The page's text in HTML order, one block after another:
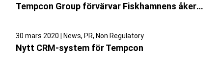
​Tempcon Group förvärvar Fiskhamnens åkeri, en etablerad aktör i Göteborg med verksamhet även i Stockholm
30 mars 2020 | News, PR, Non Regulatory
Nytt CRM-system för Tempcon